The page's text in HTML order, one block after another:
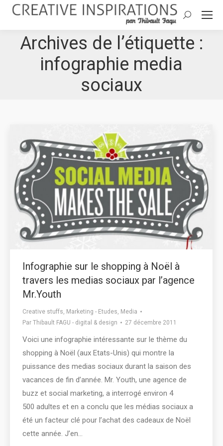
Search:
Archives de l’étiquette :
infographie media
sociaux
Infographie sur le shopping à Noël à
travers les medias sociaux par l’agence
Mr.Youth
Creative stuffs, Marketing - Etudes, Media
Par Thibault FAGU - digital & design 27 décembre 2011
Voici une infographie intéressante sur le thème du
shopping à Noël (aux Etats-Unis) qui montre la
puissance des medias sociaux durant la saison des
vacances de fin d’année. Mr. Youth, une agence de
buzz et social marketing, a interrogé environ 4
500 adultes et en a conclu que les médias sociaux a
été un facteur clé pour l’achat des cadeaux de Noël
cette année. J’en…